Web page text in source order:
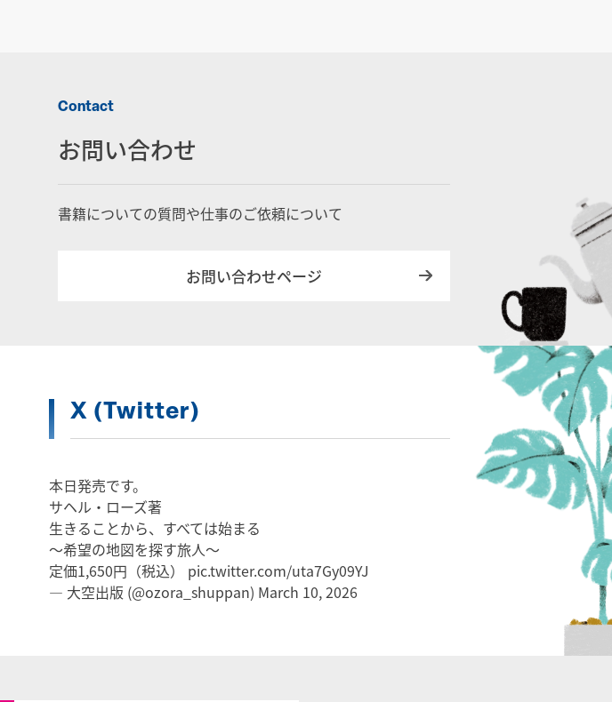
Contact
お問い合わせ
書籍についての質問や仕事のご依頼について
お問い合わせページ
X (Twitter)
本日発売です。
サヘル・ローズ著
生きることから、すべては始まる
～希望の地図を探す旅人～
定価1,650円（税込） pic.twitter.com/uta7Gy09YJ
— 大空出版 (@ozora_shuppan) March 10, 2026